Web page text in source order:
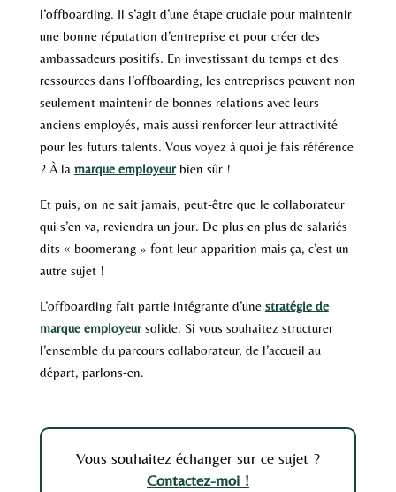
l’offboarding. Il s’agit d’une étape cruciale pour maintenir
une bonne réputation d’entreprise et pour créer des
ambassadeurs positifs. En investissant du temps et des
ressources dans l’offboarding, les entreprises peuvent non
seulement maintenir de bonnes relations avec leurs
anciens employés, mais aussi renforcer leur attractivité
pour les futurs talents. Vous voyez à quoi je fais référence
? À la marque employeurbien sûr !
Et puis, on ne sait jamais, peut-être que le collaborateur
qui s’en va, reviendra un jour. De plus en plus de salariés
dits « boomerang » font leur apparition mais ça, c’est un
autre sujet !
L’offboarding fait partie intégrante d’une stratégie de
marque employeursolide. Si vous souhaitez structurer
l’ensemble du parcours collaborateur, de l’accueil au
départ, parlons-en.
Vous souhaitez échanger sur ce sujet ?
Contactez-moi !